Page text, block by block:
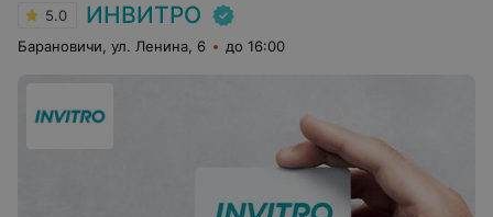
5.0 ИНВИТРО
Барановичи, ул. Ленина, 6 до 16:00